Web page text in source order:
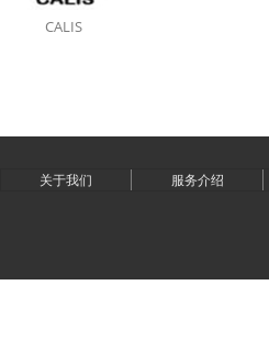
CALIS
关于我们 服务介绍